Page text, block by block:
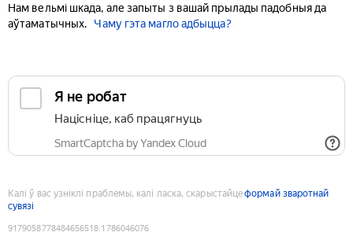
Нам вельмі шкада, але запыты з вашай прылады падобныя да
аўтаматычных.
Чаму гэта магло адбыцца?
Я не робат
Націсніце, каб працягнуць
SmartCaptcha by Yandex Cloud
Калі ў вас узніклі праблемы, калі ласка, скарыстайцеформай зваротнай
сувязі
9179058778484656518:1786046076